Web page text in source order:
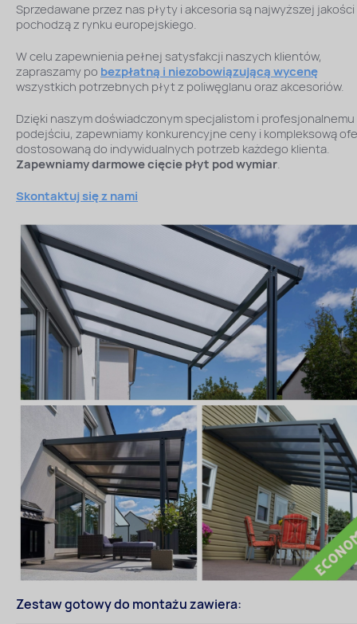
Sprzedawane przez nas płyty i akcesoria są najwyższej jakości
pochodzą z rynku europejskiego.
W celu zapewnienia pełnej satysfakcji naszych klientów,
zapraszamy po bezpłatną i niezobowiązującą wycenę
wszystkich potrzebnych płyt z poliwęglanu oraz akcesoriów.
Dzięki naszym doświadczonym specjalistom i profesjonalnemu
podejściu, zapewniamy konkurencyjne ceny i kompleksową
dostosowaną do indywidualnych potrzeb każdego klienta.
Zapewniamy darmowe cięcie płyt pod wymiar.
Skontaktuj się z nami
Zestaw gotowy do montażu zawiera: